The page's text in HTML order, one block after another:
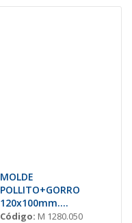
MOLDE
POLLITO+GORRO
120x100mm.
(2unds.)P/ROT.
Código: M 1280.050